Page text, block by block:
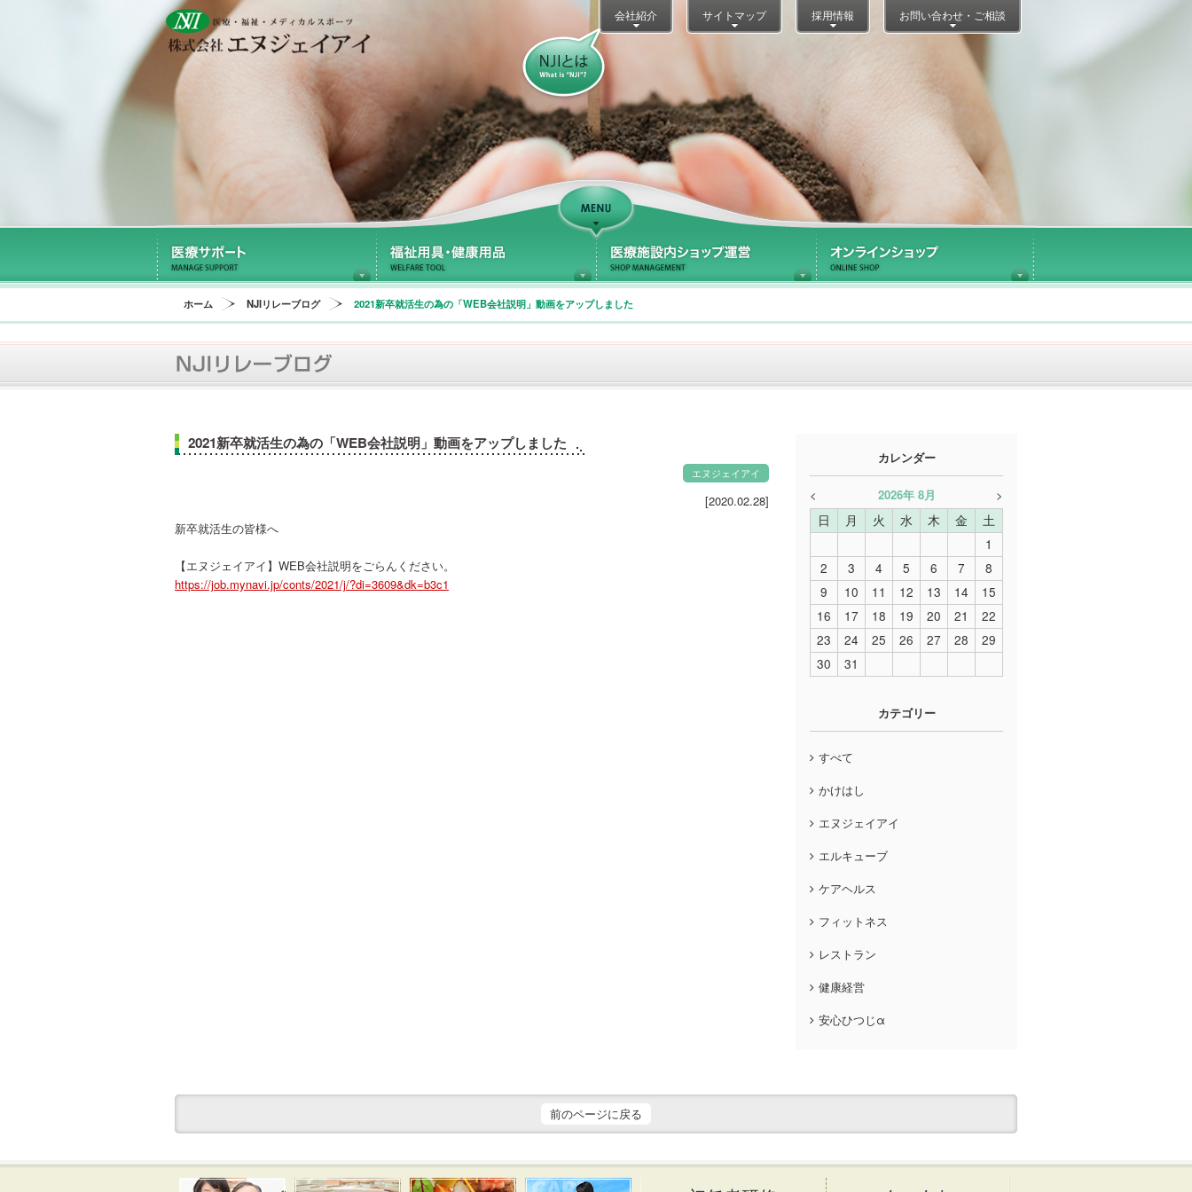
NJIとは？
会社紹介 サイトマップ 採用情報 お問い合わせ・ご相談
Support
医療サポート 福祉用具・健康用品 医療施設内ショップ運営
ホーム NJIリレーブログ 2021新卒就活生の為の「WEB会社説明」動画をアップしました
NJIリレーブログ
2021新卒就活生の為の「WEB会社説明」動画をアップしました
エヌジェイアイ
[2020.02.28]
新卒就活生の皆様へ
【エヌジェイアイ】WEB会社説明をごらんください。
https://job.mynavi.jp/conts/2021/j/?di=3609&dk=b3c1
カレンダー
< >
2026年 8月
日 月 火 水 木 金
土
1
2
3 4 5 6 7
8
9
10 11 12 13 14
15
16
17 18 19 20 21
22
23
24 25 26 27 28
29
30
31
カテゴリー
すべて
かけはし
エヌジェイアイ
エルキューブ
ケアヘルス
フィットネス
レストラン
健康経営
安心ひつじα
前のページに戻る